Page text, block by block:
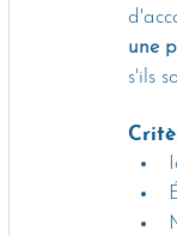
une
s'ils